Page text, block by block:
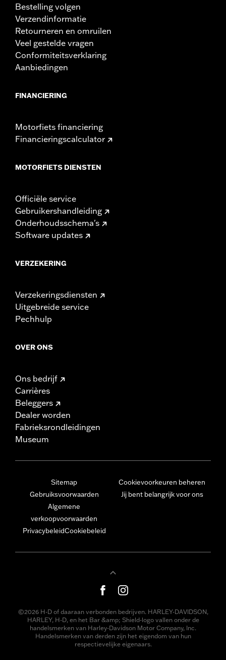
Bestelling volgen
Verzendinformatie
Retourneren en omruilen
Veel gestelde vragen
Conformiteitsverklaring
Aanbiedingen
FINANCIERING
Motorfiets financiering
Financieringscalculator
MOTORFIETS DIENSTEN
Officiële service
Gebruikershandleiding
Onderhoudsschema's
Software updates
VERZEKERING
Verzekeringsdiensten
Uitgebreide service
Pechhulp
OVER ONS
Ons bedrijf
Carrières
Beleggers
Dealer worden
Fabrieksrondleidingen
Museum
Sitemap
Gebruiksvoorwaarden
Algemene
verkoopvoorwaarden
PrivacybeleidCookiebeleid
Cookievoorkeuren beheren
Jij bent belangrijk voor ons
©2026 H-D of daaraan verbonden bedrijven. HARLEY-DAVIDSON,
HARLEY, H-D, en het Bar &amp; Shield-logo vallen onder de
handelsmerken van Harley-Davidson Motor Company, Inc.
Handelsmerken van derden zijn het eigendom van hun
respectievelijke eigenaars.